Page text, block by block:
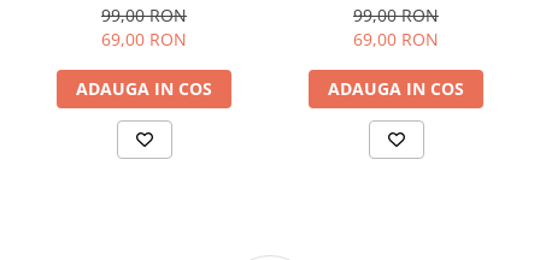
99,00 RON
69,00 RON
ADAUGA IN COS
99,00 RON
69,00 RON
ADAUGA IN COS